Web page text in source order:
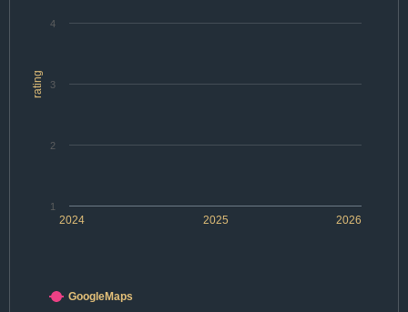
rating
2024 2025 2026
1
2
3
4
GoogleMaps